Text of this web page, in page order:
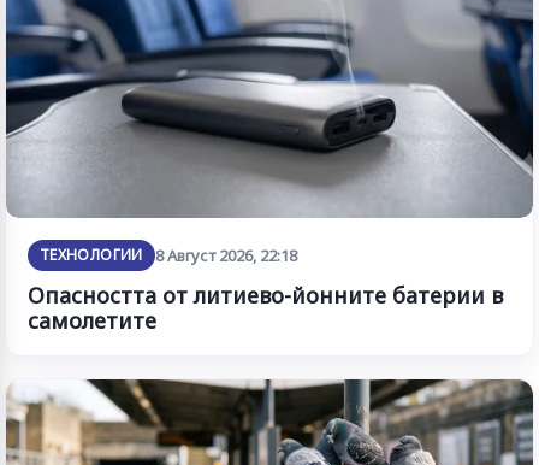
ТЕХНОЛОГИИ 8 Август 2026, 22:18
Опасността от литиево-йонните батерии в
самолетите